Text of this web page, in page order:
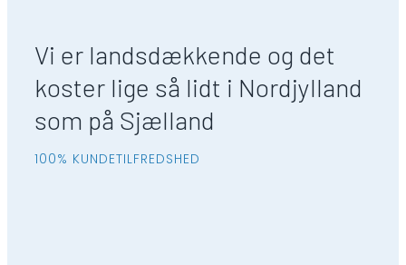
Vi er landsdækkende og det
koster lige så lidt i Nordjylland
som på Sjælland
100% KUNDETILFREDSHED